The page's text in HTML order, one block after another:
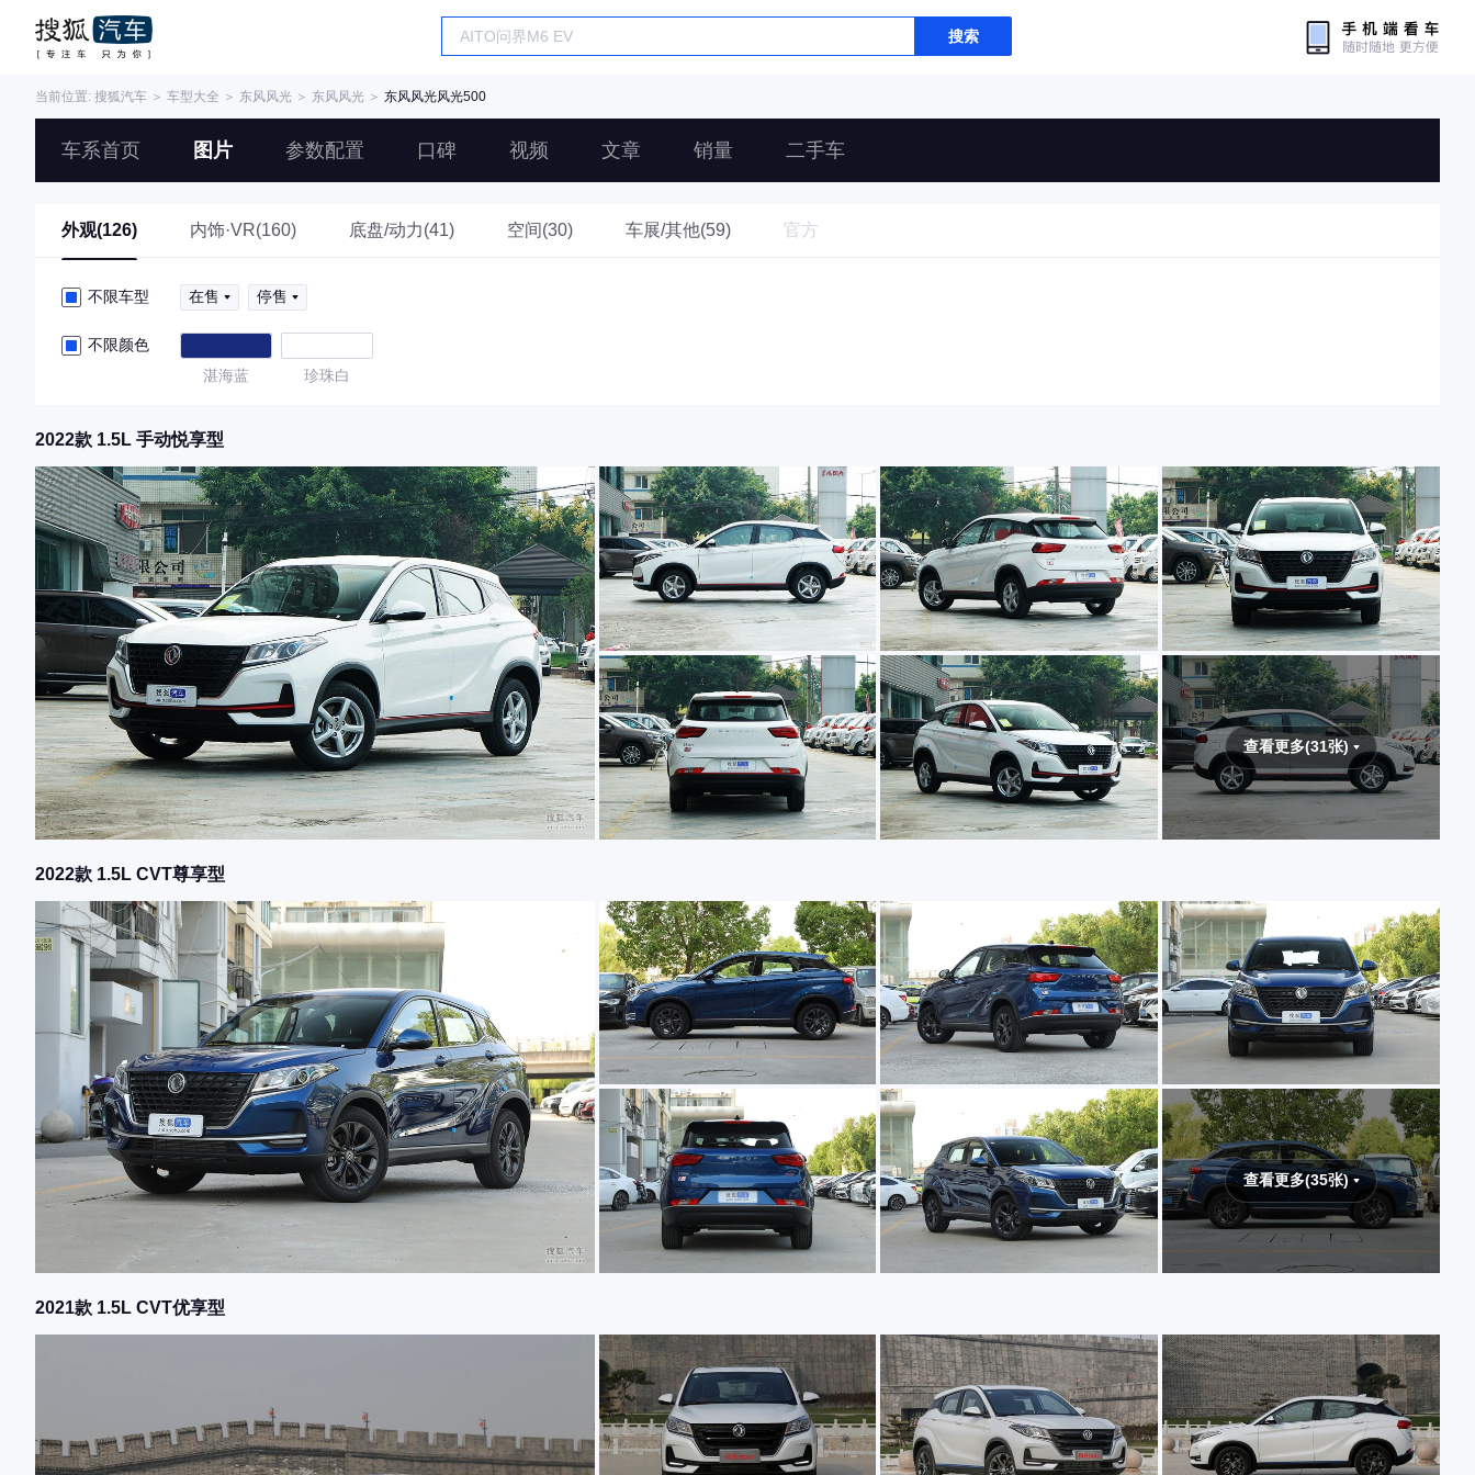
搜索
当前位置: 搜狐汽车 ＞ 车型大全 ＞ 东风风光 ＞ 东风风光 ＞ 东风风光风光500
车系首页 图片 参数配置 口碑 视频 文章 销量 二手车
外观(126) 内饰·VR(160) 底盘/动力(41) 空间(30) 车展/其他(59) 官方
不限车型 在售 停售
不限颜色
湛海蓝
珍珠白
2022款 1.5L 手动悦享型
查看更多(31张)
2022款 1.5L CVT尊享型
查看更多(35张)
2021款 1.5L CVT优享型